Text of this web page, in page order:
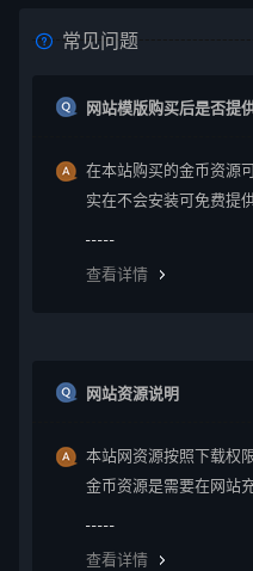
常见问题
网站模版购买后是否提
在本站购买的金币资源
实在不会安装可免费提
查看详情
网站资源说明
本站网资源按照下载权
金币资源是需要在网站
查看详情